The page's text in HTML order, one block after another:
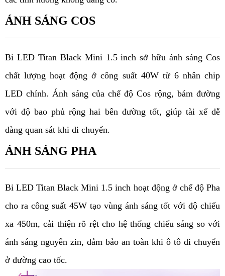
ÁNH SÁNG COS
Bi LED Titan Black Mini 1.5 inch sở hữu ánh sáng Cos
chất lượng hoạt động ở công suất 40W từ 6 nhân chip
LED chính. Ánh sáng của chế độ Cos rộng, bám đường
với độ bao phủ rộng hai bên đường tốt, giúp tài xế dễ
dàng quan sát khi di chuyển.
ÁNH SÁNG PHA
Bi LED Titan Black Mini 1.5 inch hoạt động ở chế độ Pha
cho ra công suất 45W tạo vùng ánh sáng tốt với độ chiếu
xa 450m, cải thiện rõ rệt cho hệ thống chiếu sáng so với
ánh sáng nguyên zin, đảm bảo an toàn khi ô tô di chuyển
ở đường cao tốc.